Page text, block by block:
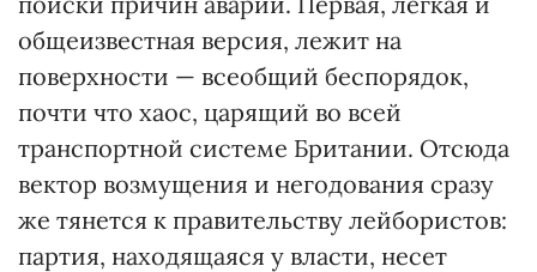
общеизвестная версия, лежит на
поверхности — всеобщий беспорядок,
почти что хаос, царящий во всей
транспортной системе Британии. Отсюда
вектор возмущения и негодования сразу
же тянется к правительству лейбористов:
партия, находящаяся у власти, несет